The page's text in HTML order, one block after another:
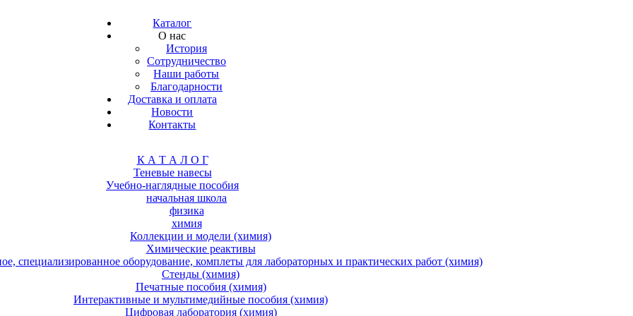
Каталог
О нас
История
Сотрудничество
Наши работы
Благодарности
Доставка и оплата
Новости
Контакты
К А Т А Л О Г
Теневые навесы
Учебно-наглядные пособия
начальная школа
физика
химия
Коллекции и модели (химия)
Химические реактивы
специализированное оборудование, комплеты для лабораторных и практических работ (химия)
Стенды (химия)
Печатные пособия (химия)
Интерактивные и мультимедийные пособия (химия)
Цифровая лаборатория (химия)